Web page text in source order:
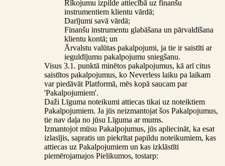
Rīkojumu izpilde attiecībā uz finanšu
instrumentiem klientu vārdā;
Darījumi savā vārdā;
Finanšu instrumentu glabāšana un pārvaldīšana
klientu kontā; un
Ārvalstu valūtas pakalpojumi, ja tie ir saistīti ar
ieguldījumu pakalpojumu sniegšanu.
Visus 3.1. punktā minētos pakalpojumus, kā arī citus
saistītos pakalpojumus, ko Neverless laiku pa laikam
var piedāvāt Platformā, mēs kopā saucam par
'Pakalpojumiem'.
Daži Līguma noteikumi attiecas tikai uz noteiktiem
Pakalpojumiem. Ja jūs neizmantojat šos Pakalpojumus,
tie nav daļa no jūsu Līguma ar mums.
Izmantojot mūsu Pakalpojumus, jūs apliecināt, ka esat
izlasījis, sapratis un piekrītat papildu noteikumiem, kas
attiecas uz Pakalpojumiem un kas izklāstīti
piemērojamajos Pielikumos, tostarp: